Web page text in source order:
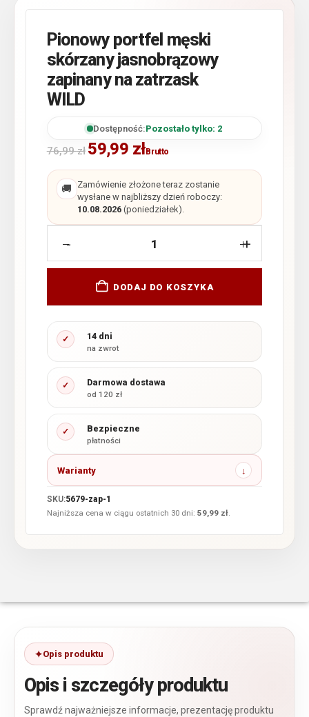
Pionowy portfel męski
skórzany jasnobrązowy
zapinany na zatrzask
WILD
Dostępność:Pozostało tylko: 2
76,99zł 59,99 złBrutto
🚚 Zamówienie złożone teraz zostanie
wysłane w najbliższy dzień roboczy:
10.08.2026(poniedziałek).
- +
DODAJ DO KOSZYKA
✓ 14 dni
na zwrot
✓ Darmowa dostawa
od 120 zł
✓ Bezpieczne
płatności
Warianty
SKU:5679-zap-1
Najniższa cena w ciągu ostatnich 30 dni: 59,99 zł.
Opis produktu
Opis i szczegóły produktu
Sprawdź najważniejsze informacje, prezentację produktu